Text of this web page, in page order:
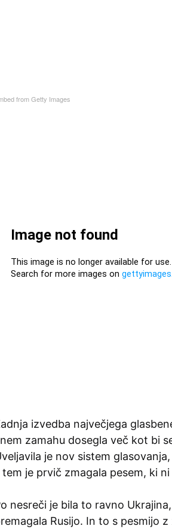
from Getty Images
izvedba največjega
zamahu dosegla več kot bi
je nov sistem
tem je prvič zmagala pesem, ki
nesreči je bila to ravno
Rusijo. In to s pesmijo